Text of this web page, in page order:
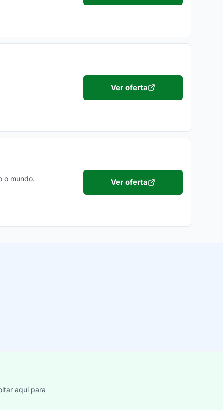
Ver oferta
o mundo. Ver oferta
aqui para